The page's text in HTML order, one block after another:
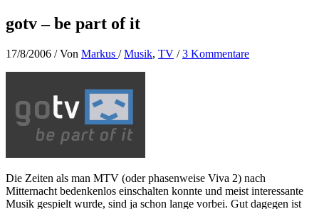
gotv – be part of it
17/8/2006 / Von Markus /Musik, TV /3 Kommentare
Die Zeiten als man MTV (oder phasenweise Viva 2) nach
Mitternacht bedenkenlos einschalten konnte und meist interessante
Musik gespielt wurde, sind ja schon lange vorbei. Gut dagegen ist